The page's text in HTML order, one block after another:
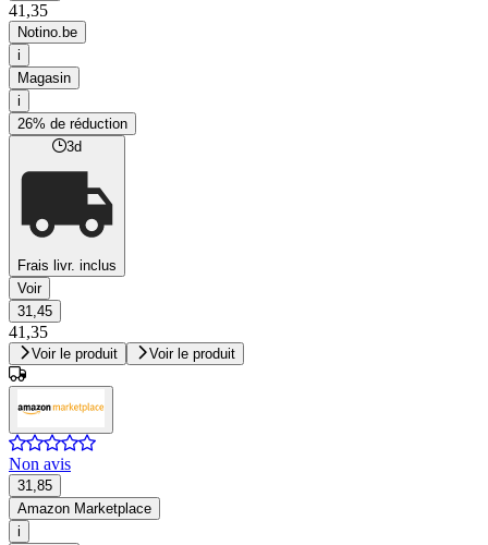
41,35
Notino.be
i
Magasin
i
26% de réduction
3d
Frais livr. inclus
Voir
31,45
41,35
Voir le produit Voir le produit
Non avis
31,85
Amazon Marketplace
i